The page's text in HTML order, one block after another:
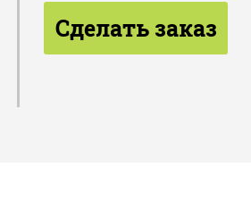
Сделать заказ